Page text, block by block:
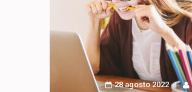
28 agosto 2022